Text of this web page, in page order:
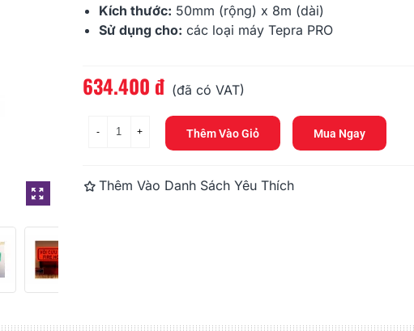
Kích thước: 50mm (rộng) x 8m (dài)
Sử dụng cho: các loại máy Tepra PRO
Đọc thêm
634.400 đ (đã có VAT)
- + Thêm Vào Giỏ Mua Ngay
Thêm Vào Danh Sách Yêu Thích